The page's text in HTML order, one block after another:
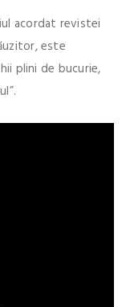
acordat revistei
este
plini de bucurie,